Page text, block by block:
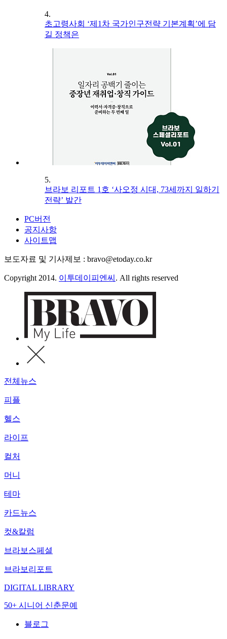
4.
초고령사회 ‘제1차 국가인구전략 기본계획’에 담
길 정책은
5.
브라보 리포트 1호 ‘사오정 시대, 73세까지 일하기
전략’ 발간
PC버전
공지사항
사이트맵
보도자료 및 기사제보 : bravo@etoday.co.kr
Copyright 2014. 이투데이피엔씨 . All rights reserved
전체뉴스
피플
헬스
라이프
컬처
머니
테마
카드뉴스
컷&칼럼
브라보스페셜
브라보리포트
DIGITAL LIBRARY
50+ 시니어 신춘문예
블로그